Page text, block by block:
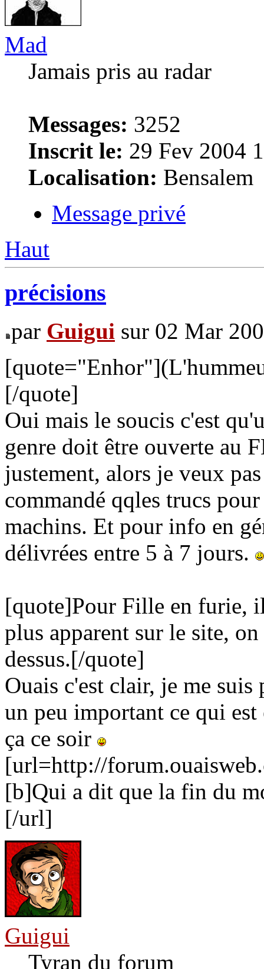
Mad
Jamais pris au radar
Messages: 3252
Inscrit le: 29 Fev 2004
Localisation: Bensalem
Message privé
Haut
précisions
par Guigui sur 02 Mar
[/quote]
Oui mais le soucis c'est
genre doit être ouverte au
justement, alors je veux
commandé qqles trucs
machins. Et pour info en
délivrées entre 5 à 7 jours.
[quote]Pour Fille en furie,
plus apparent sur le site,
dessus.[/quote]
Ouais c'est clair, je me
un peu important ce qui
ça ce soir
[url=http://
[b]Qui a dit que la fin du
[/url]
Guigui
Tyran du forum